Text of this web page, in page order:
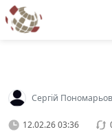
Сергій Пономарьов
12.02.26 03:36